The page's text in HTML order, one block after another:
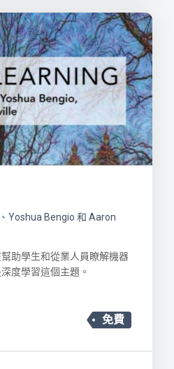
Yoshua Bengio 和 Aaron
助學生和從業人員瞭解機器
度學習這個主題。
免費